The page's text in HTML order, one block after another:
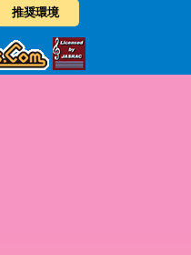
推奨環境